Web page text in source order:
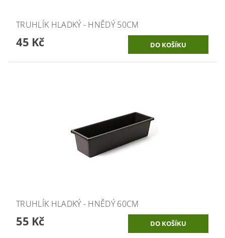
TRUHLÍK HLADKÝ - HNĚDÝ 50CM
45 Kč
TRUHLÍK HLADKÝ - HNĚDÝ 60CM
55 Kč